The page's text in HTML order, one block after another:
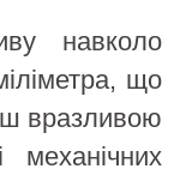
навколо
що
вразливою
механічних